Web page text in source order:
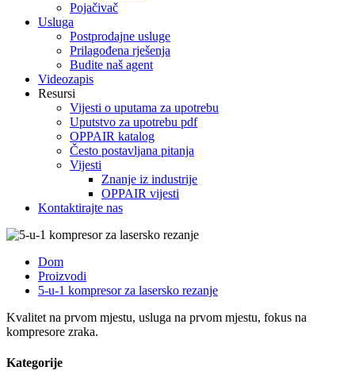
Pojačivač
Usluga
Postprodajne usluge
Prilagođena rješenja
Budite naš agent
Videozapis
Resursi
Vijesti o uputama za upotrebu
Uputstvo za upotrebu pdf
OPPAIR katalog
Često postavljana pitanja
Vijesti
Znanje iz industrije
OPPAIR vijesti
Kontaktirajte nas
Dom
Proizvodi
5-u-1 kompresor za lasersko rezanje
Kvalitet na prvom mjestu, usluga na prvom mjestu, fokus na
kompresore zraka.
Kategorije